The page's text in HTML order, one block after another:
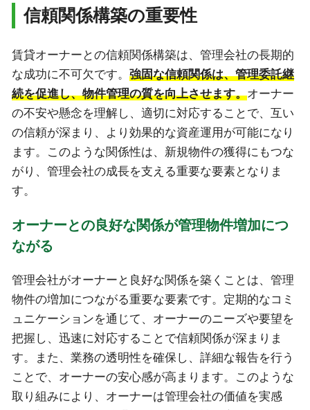
信頼関係構築の重要性
賃貸オーナーとの信頼関係構築は、管理会社の長期的
な成功に不可欠です。 強固な信頼関係は、管理委託継
続を促進し、物件管理の質を向上させます。オーナー
の不安や懸念を理解し、適切に対応することで、互い
の信頼が深まり、より効果的な資産運用が可能になり
ます。このような関係性は、新規物件の獲得にもつな
がり、管理会社の成長を支える重要な要素となりま
す。
オーナーとの良好な関係が管理物件増加につ
ながる
管理会社がオーナーと良好な関係を築くことは、管理
物件の増加につながる重要な要素です。定期的なコミ
ュニケーションを通じて、オーナーのニーズや要望を
把握し、迅速に対応することで信頼関係が深まりま
す。また、業務の透明性を確保し、詳細な報告を行う
ことで、オーナーの安心感が高まります。このような
取り組みにより、オーナーは管理会社の価値を実感